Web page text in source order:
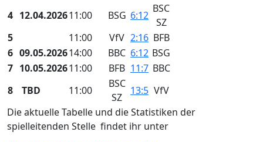
4 12.04.202611:00 BSG 6:12
BSC
SZ
5
11:00 VfV 2:16 BFB
6 09.05.202614:00 BBC 6:12 BSG
7 10.05.202611:00 BFB 11:7 BBC
8
TBD 11:00
BSC
SZ
13:5 VfV
Die aktuelle Tabelle und die Statistiken der
spielleitenden Stelle findet ihr unter